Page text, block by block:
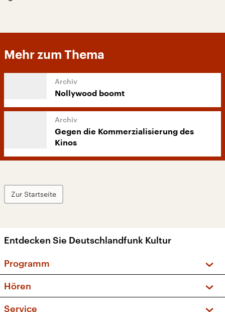
Mehr zum Thema
Nollywood boomt
Gegen die Kommerzialisierung des
Kinos
Zur Startseite
Entdecken Sie Deutschlandfunk Kultur
Programm
Sendungen und Podcasts
Hören
Service